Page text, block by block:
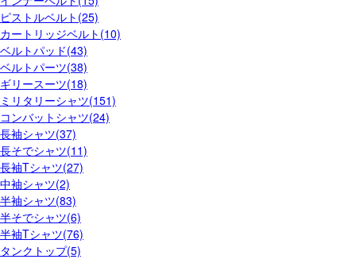
ピストルベルト(25)
カートリッジベルト(10)
ベルトパッド(43)
ベルトパーツ(38)
ギリースーツ(18)
ミリタリーシャツ(151)
コンバットシャツ(24)
長袖シャツ(37)
長そでシャツ(11)
長袖Tシャツ(27)
中袖シャツ(2)
半袖シャツ(83)
半そでシャツ(6)
半袖Tシャツ(76)
タンクトップ(5)